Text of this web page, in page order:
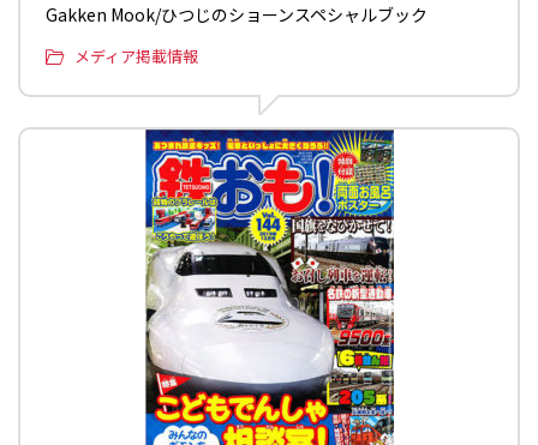
Gakken Mook/ひつじのショーンスペシャルブック
メディア掲載情報